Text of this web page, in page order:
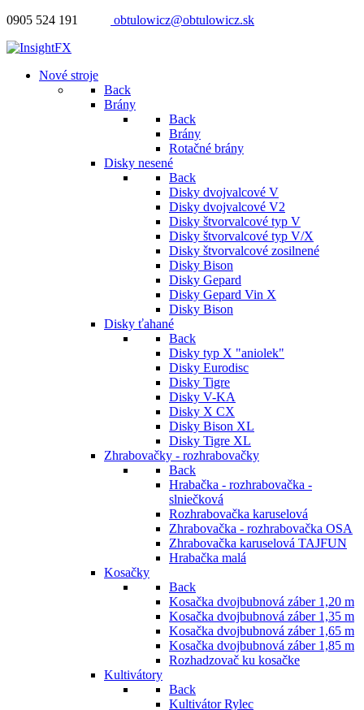
0905 524 191 obtulowicz@obtulowicz.sk
Nové stroje
Back
Brány
Back
Brány
Rotačné brány
Disky nesené
Back
Disky dvojvalcové V
Disky dvojvalcové V2
Disky štvorvalcové typ V
Disky štvorvalcové typ V/X
Disky štvorvalcové zosilnené
Disky Bison
Disky Gepard
Disky Gepard Vin X
Disky Bison
Disky ťahané
Back
Disky typ X "aniolek"
Disky Eurodisc
Disky Tigre
Disky V-KA
Disky X CX
Disky Bison XL
Disky Tigre XL
Zhrabovačky - rozhrabovačky
Back
Hrabačka - rozhrabovačka -
slniečková
Rozhrabovačka karuselová
Zhrabovačka - rozhrabovačka OSA
Zhrabovačka karuselová TAJFUN
Hrabačka malá
Kosačky
Back
Kosačka dvojbubnová záber 1,20 m
Kosačka dvojbubnová záber 1,35 m
Kosačka dvojbubnová záber 1,65 m
Kosačka dvojbubnová záber 1,85 m
Rozhadzovač ku kosačke
Kultivátory
Back
Kultivátor Rylec